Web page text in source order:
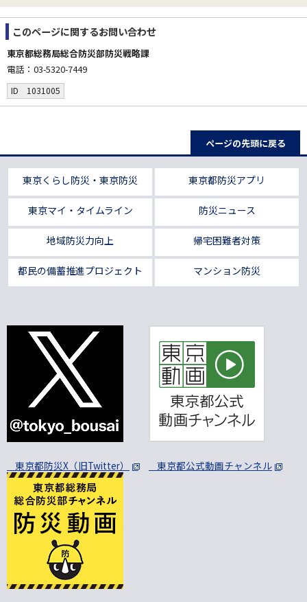
このページに関するお問い合わせ
東京都総務局総合防災部防災戦略課
電話：03-5320-7449
ID 1031005
ページの先頭に戻る
東京くらし防災・東京防災 東京都防災アプリ
東京マイ・タイムライン 防災ニュース
地域防災力向上 帰宅困難者対策
都民の備蓄推進プロジェクト マンション防災
東京都防災X（旧Twitter） 東京都公式動画チャンネル